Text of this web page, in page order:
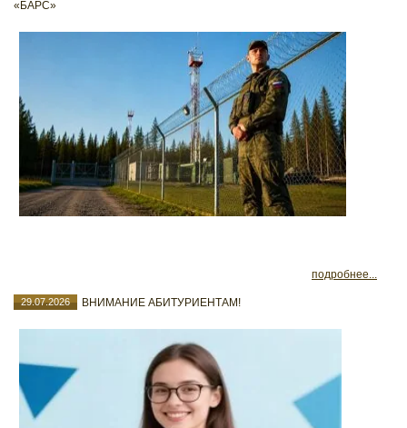
«БАРС»
подробнее...
29.07.2026 ВНИМАНИЕ АБИТУРИЕНТАМ!